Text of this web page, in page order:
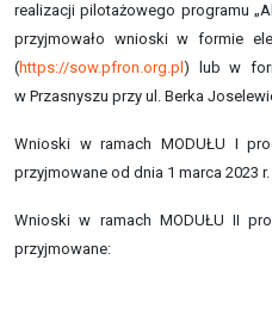
realizacji pilotażowego programu
przyjmowało wnioski w formie
(https://sow.pfron.org.pl ) lub w
w Przasnyszu przy ul. Berka
Wnioski w ramach MODUŁU I
przyjmowane od dnia 1 marca 2023
Wnioski w ramach MODUŁU II
przyjmowane: